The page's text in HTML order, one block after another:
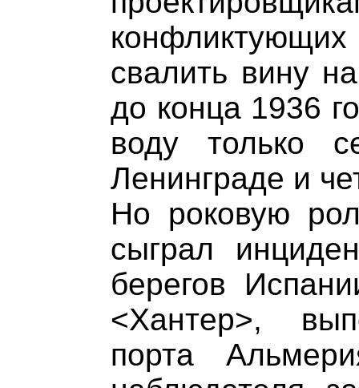
свалить вину
до конца 1936
воду только
Ленинграде и
Но роковую
сыграл
берегов
<Хантер>,
порта